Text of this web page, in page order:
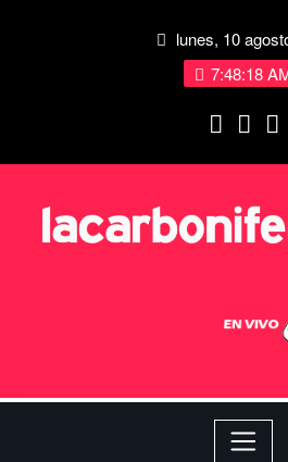
lunes, 10
7:48:19